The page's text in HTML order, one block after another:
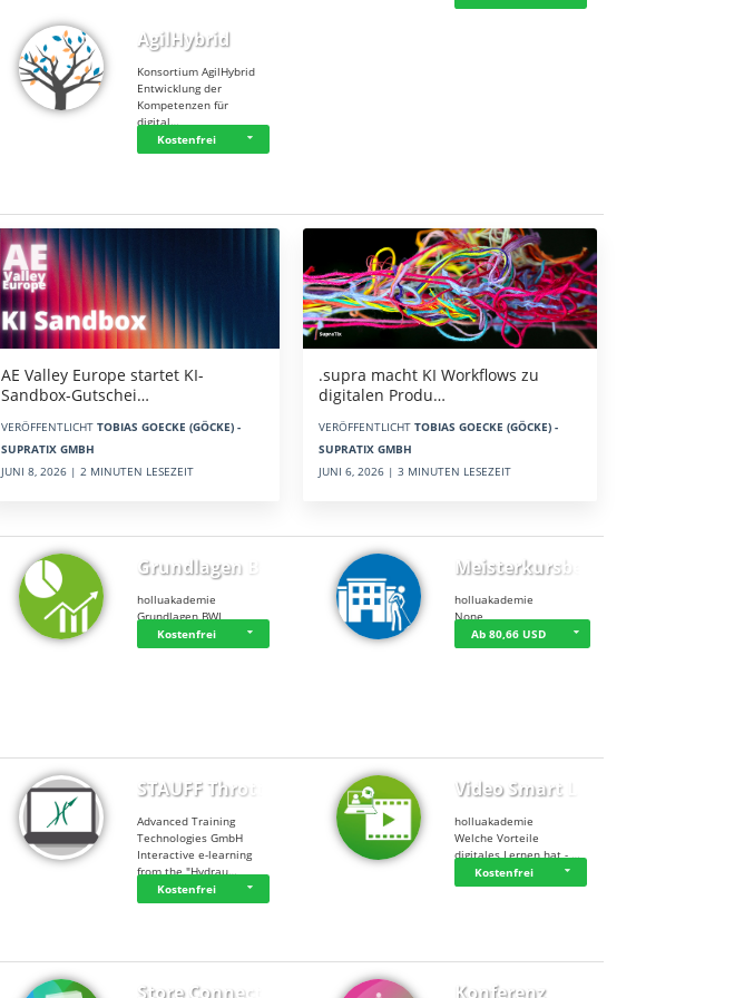
AgilHybrid
Konsortium AgilHybrid
Entwicklung der
Kompetenzen für
digital…
Kostenfrei
AE Valley Europe startet KI-
Sandbox-Gutschei…
VERÖFFENTLICHT TOBIAS GOECKE (GÖCKE) -
SUPRATIX GMBH
JUNI 8, 2026 | 2 MINUTEN LESEZEIT
.supra macht KI Workflows zu
digitalen Produ…
VERÖFFENTLICHT TOBIAS GOECKE (GÖCKE) -
SUPRATIX GMBH
JUNI 6, 2026 | 3 MINUTEN LESEZEIT
Grundlagen BWL
holluakademie
Grundlagen BWL
Kostenfrei
Meisterkursbegl…
holluakademie
None
Ab 80,66 USD
STAUFF Throttle…
Advanced Training
Technologies GmbH
Interactive e-learning
from the "Hydrau…
Kostenfrei
Video Smart Lea…
holluakademie
Welche Vorteile
digitales Lernen hat - …
Kostenfrei
Store Connect Konferenz